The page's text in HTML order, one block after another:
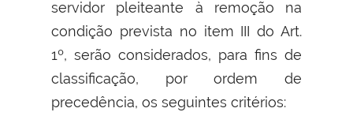
servidor pleiteante à remoção na
condição prevista no item III do Art.
1º, serão considerados, para fins de
classificação, por ordem de
precedência, os seguintes critérios: